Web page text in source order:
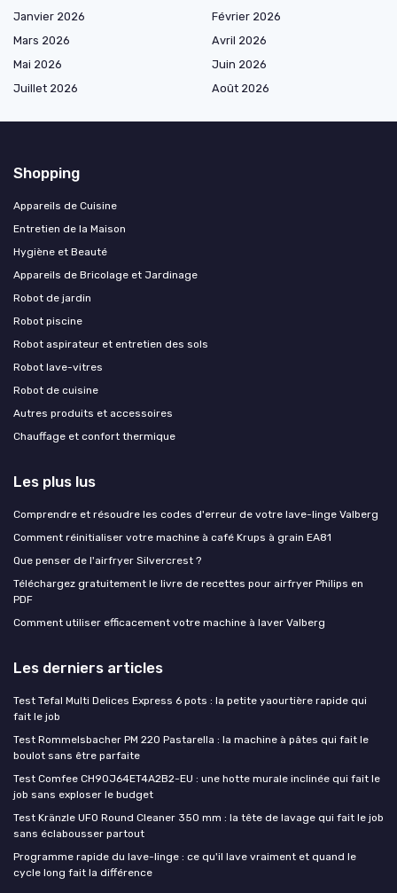
Janvier 2026
Février 2026
Mars 2026
Avril 2026
Mai 2026
Juin 2026
Juillet 2026
Août 2026
Shopping
Appareils de Cuisine
Entretien de la Maison
Hygiène et Beauté
Appareils de Bricolage et Jardinage
Robot de jardin
Robot piscine
Robot aspirateur et entretien des sols
Robot lave-vitres
Robot de cuisine
Autres produits et accessoires
Chauffage et confort thermique
Les plus lus
Comprendre et résoudre les codes d'erreur de votre lave-linge Valberg
Comment réinitialiser votre machine à café Krups à grain EA81
Que penser de l'airfryer Silvercrest ?
Téléchargez gratuitement le livre de recettes pour airfryer Philips en
PDF
Comment utiliser efficacement votre machine à laver Valberg
Les derniers articles
Test Tefal Multi Delices Express 6 pots : la petite yaourtière rapide qui
fait le job
Test Rommelsbacher PM 220 Pastarella : la machine à pâtes qui fait le
boulot sans être parfaite
Test Comfee CH90J64ET4A2B2-EU : une hotte murale inclinée qui fait le
job sans exploser le budget
Test Kränzle UFO Round Cleaner 350 mm : la tête de lavage qui fait le job
sans éclabousser partout
Programme rapide du lave-linge : ce qu'il lave vraiment et quand le
cycle long fait la différence